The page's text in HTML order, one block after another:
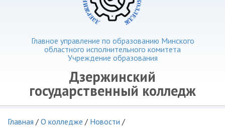
Главное управление по образованию Минского
областного исполнительного комитета
Учреждение образования
Дзержинский
государственный колледж
Главная / О колледже / Новости /